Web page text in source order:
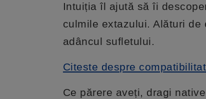
Intuiția îl ajută să îi
culmile extazului. Alături
adâncul sufletului.
Citeste despre
Ce părere aveți, dragi